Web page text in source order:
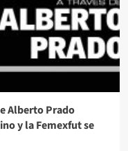
Alberto Prado
y la Femexfut se